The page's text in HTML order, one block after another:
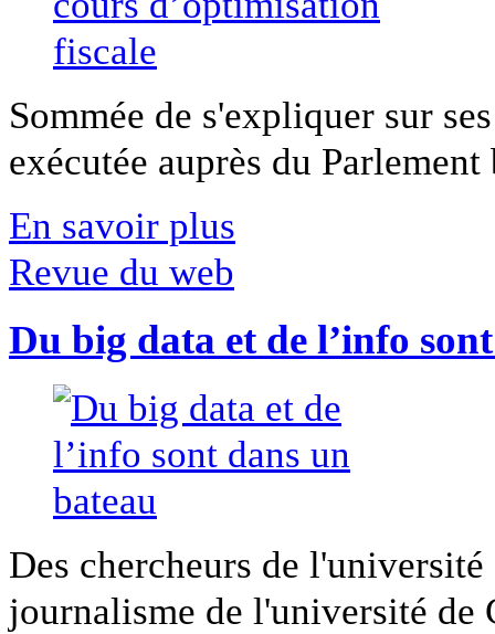
Sommée de s'expliquer sur
exécutée auprès du
En savoir plus
Revue du web
Du big data et de l’info
Des chercheurs de
journalisme de l'université